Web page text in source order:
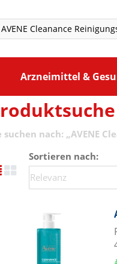
Arzneimittel &
suchen nach: „AVENE
Sortieren nach: